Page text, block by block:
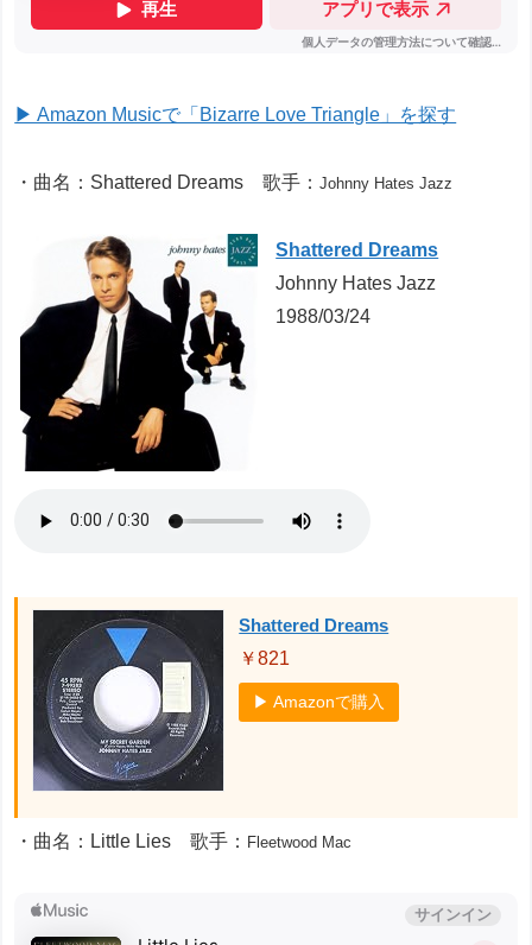
▶ Amazon Musicで「Bizarre Love Triangle」を探す
・曲名：Shattered Dreams 歌手：Johnny Hates Jazz
Shattered Dreams
Johnny Hates Jazz
1988/03/24
Shattered Dreams
￥821
▶ Amazonで購入
・曲名：Little Lies 歌手： Fleetwood Mac